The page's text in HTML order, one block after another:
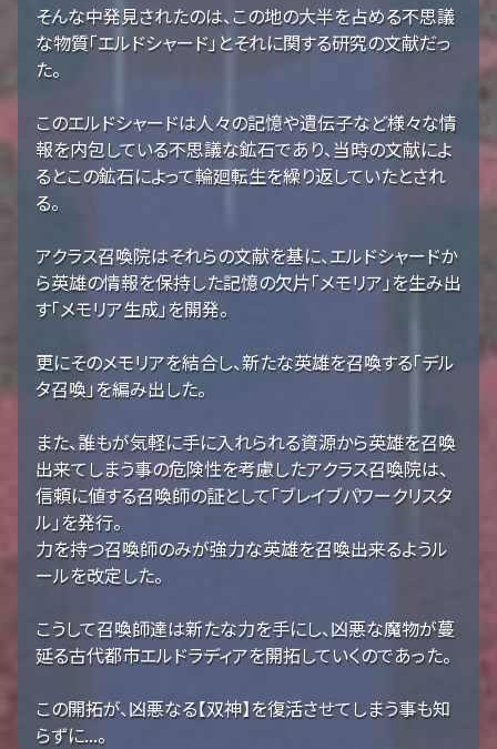
そんな中発見されたのは、この地の大半を占める不思議
な物質「エルドシャード」とそれに関する研究の文献だっ
た。
このエルドシャードは人々の記憶や遺伝子など様々な情
報を内包している不思議な鉱石であり、当時の文献によ
るとこの鉱石によって輪廻転生を繰り返していたとされ
る。
アクラス召喚院はそれらの文献を基に、エルドシャードか
ら英雄の情報を保持した記憶の欠片「メモリア」を生み出
す「メモリア生成」を開発。
更にそのメモリアを結合し、新たな英雄を召喚する「デル
タ召喚」を編み出した。
また、誰もが気軽に手に入れられる資源から英雄を召喚
出来てしまう事の危険性を考慮したアクラス召喚院は、
信頼に値する召喚師の証として「ブレイブパワークリスタ
ル」を発行。
力を持つ召喚師のみが強力な英雄を召喚出来るようル
ールを改定した。
こうして召喚師達は新たな力を手にし、凶悪な魔物が蔓
延る古代都市エルドラディアを開拓していくのであった。
この開拓が、凶悪なる【双神】を復活させてしまう事も知
らずに...。